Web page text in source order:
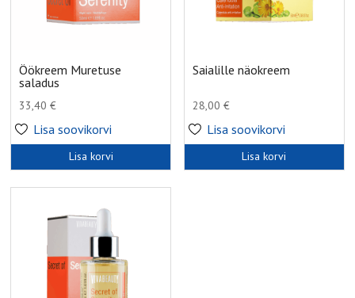
Öökreem Muretuse
saladus
33,40€
Lisa soovikorvi
Lisa korvi
Saialille näokreem
28,00€
Lisa soovikorvi
Lisa korvi